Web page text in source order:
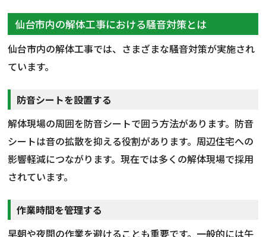
仙台市内の解体工事における騒音対策とは
仙台市内の解体工事では、さまざまな騒音対策が実施され
ています。
防音シートを設置する
解体現場の周囲を防音シートで囲う方法があります。防音
シートは音の拡散を抑える役割があります。周辺住宅への
影響軽減につながります。現在では多くの解体現場で採用
されています。
作業時間を管理する
早朝や夜間の作業を避けることも重要です。一般的には午